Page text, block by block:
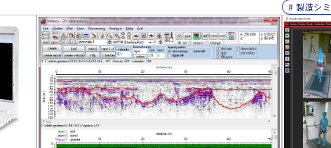
# 製造シ